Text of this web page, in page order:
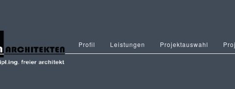
Profil Leistungen Projektauswahl